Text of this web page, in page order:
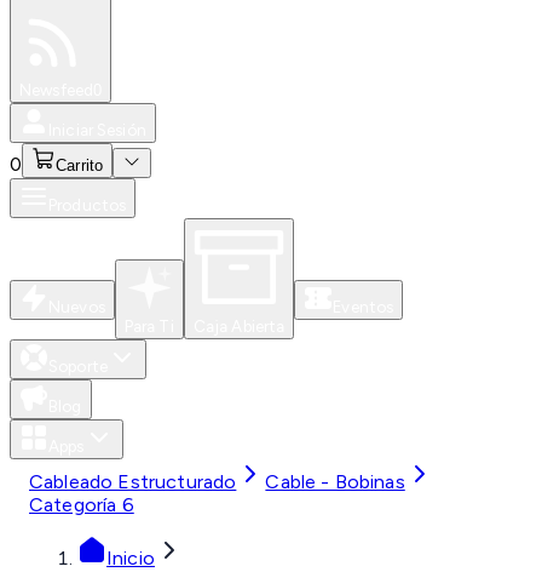
0 Carrito
Cableado Estructurado
Cable - Bobinas
Categoría 6
Inicio